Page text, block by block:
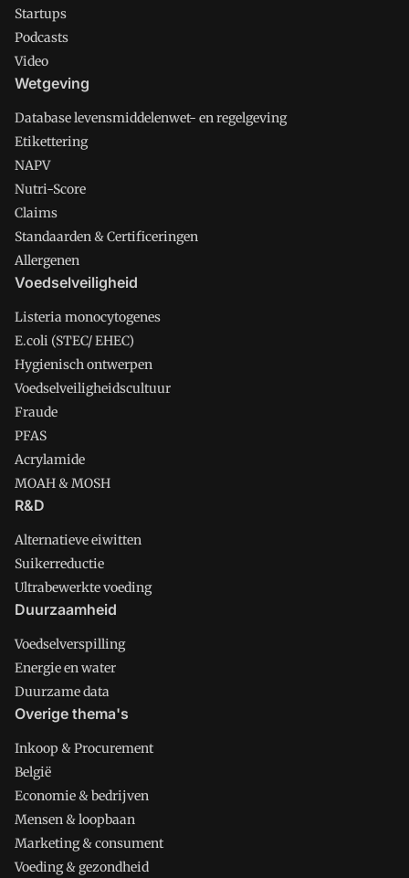
Startups
Podcasts
Video
Wetgeving
Database levensmiddelenwet- en regelgeving
Etikettering
NAPV
Nutri-Score
Claims
Standaarden & Certificeringen
Allergenen
Voedselveiligheid
Listeria monocytogenes
E.coli (STEC/ EHEC)
Hygienisch ontwerpen
Voedselveiligheidscultuur
Fraude
PFAS
Acrylamide
MOAH & MOSH
R&D
Alternatieve eiwitten
Suikerreductie
Ultrabewerkte voeding
Duurzaamheid
Voedselverspilling
Energie en water
Duurzame data
Overige thema's
Inkoop & Procurement
België
Economie & bedrijven
Mensen & loopbaan
Marketing & consument
Voeding & gezondheid